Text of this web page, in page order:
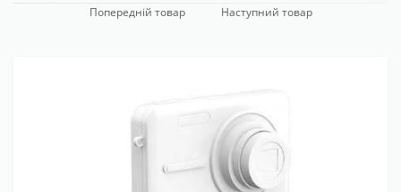
Попередній товар Наступний товар